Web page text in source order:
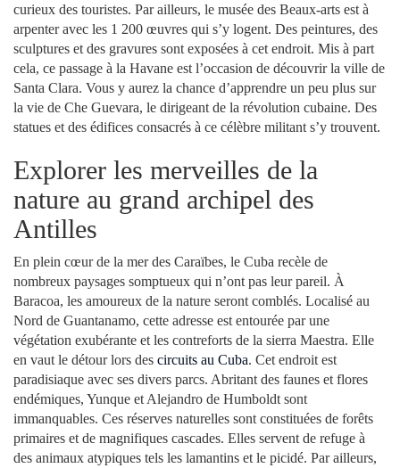
curieux des touristes. Par ailleurs, le musée des Beaux-arts est à
arpenter avec les 1 200 œuvres qui s’y logent. Des peintures, des
sculptures et des gravures sont exposées à cet endroit. Mis à part
cela, ce passage à la Havane est l’occasion de découvrir la ville de
Santa Clara. Vous y aurez la chance d’apprendre un peu plus sur
la vie de Che Guevara, le dirigeant de la révolution cubaine. Des
statues et des édifices consacrés à ce célèbre militant s’y trouvent.
Explorer les merveilles de la
nature au grand archipel des
Antilles
En plein cœur de la mer des Caraïbes, le Cuba recèle de
nombreux paysages somptueux qui n’ont pas leur pareil. À
Baracoa, les amoureux de la nature seront comblés. Localisé au
Nord de Guantanamo, cette adresse est entourée par une
végétation exubérante et les contreforts de la sierra Maestra. Elle
en vaut le détour lors des circuits au Cuba. Cet endroit est
paradisiaque avec ses divers parcs. Abritant des faunes et flores
endémiques, Yunque et Alejandro de Humboldt sont
immanquables. Ces réserves naturelles sont constituées de forêts
primaires et de magnifiques cascades. Elles servent de refuge à
des animaux atypiques tels les lamantins et le picidé. Par ailleurs,